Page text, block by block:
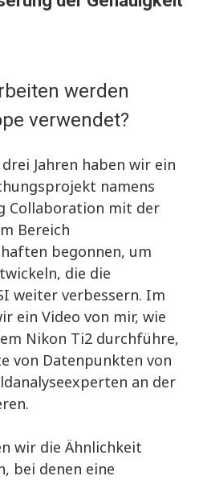
werden
verwendet?
Jahren haben wir ein
namens
Collaboration mit der
Bereich
begonnen, um
die die
weiter verbessern. Im
ein Video von mir, wie
Nikon Ti2 durchführe,
von Datenpunkten von
an der
wir die Ähnlichkeit
bei denen eine